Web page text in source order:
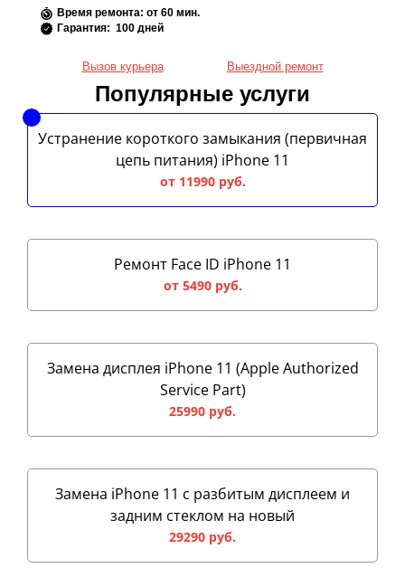
Время ремонта: от 60 мин.
Гарантия: 100 дней
Вызов курьера Выездной ремонт
Популярные услуги
Устранение короткого замыкания (первичная
цепь питания) iPhone 11
от 11990 руб.
Ремонт Face ID iPhone 11
от 5490 руб.
Замена дисплея iPhone 11 (Apple Authorized
Service Part)
25990 руб.
Замена iPhone 11 с разбитым дисплеем и
задним стеклом на новый
29290 руб.